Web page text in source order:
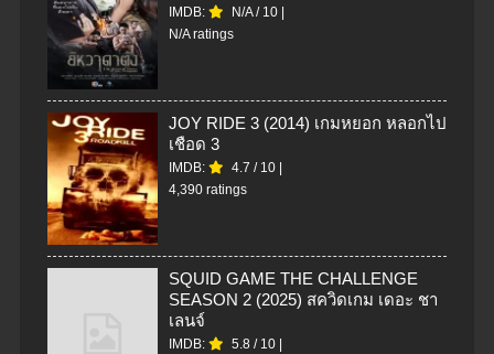
IMDB: N/A/ 10
N/A ratings
JOY RIDE 3 (2014) เกมหยอก หลอกไป
เชือด 3
IMDB: 4.7 / 10
4,390 ratings
SQUID GAME THE CHALLENGE
SEASON 2 (2025) สควิดเกม เดอะ ชา
เลนจ์
IMDB: 5.8 / 10